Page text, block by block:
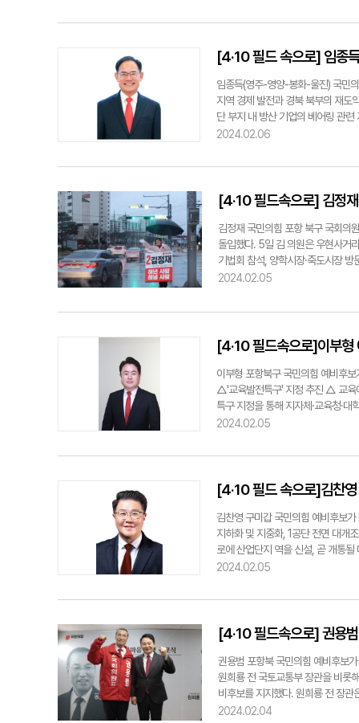
[4·10 필드 속으로] 임종
임종득(영주-영양-봉화-울진) 국민
지역 경제 발전과 경북 북부의 재
단 부지 내 방산 기업의 베어링 관
도로망 조기 착공을 통한 교통 허
가 가치를 창출하는 수출 유망 산업
한 의지를 내비쳤다.임 예비후보는
일으켜 다시 도약할 힘 있는 큰 일
을 거친 전략통으로 K-방산 붐을
종득 예비후보 사무실 제공
2024.02.06
[4·10 필드속으로] 김정
김정재 국민의힘 포항 북구 국회의
돌입했다. 5일 김 의원은 우현사거
기법회 참석, 양학시장·죽도시장
친 후 창포사회복지관 배식 봉사와
2024.02.05
[4·10 필드속으로]이부형
이부형 포항북구 국민의힘 예비후
△'교육발전특구' 지정 추진 △ 교육
특구 지정을 통해 지자체·교육청·
취업 및 정주까지 종합적인 지원체
고 체계적인 지원을 통해 청년 누구
2024.02.05
[4·10 필드 속으로]김찬
김찬영 구미갑 국민의힘 예비후보
지하화 및 지중화, 1공단 전면 대개
로에 산업단지 역을 신설, 곧 개통
고 지상에 주차장을 추가 확보해 문
공단)을 유도하는 혁신경제 특별시
자 ygpark@yeongnam.com김찬
자회견을 하고 있다.김찬영 예비후
2024.02.05
[4·10 필드속으로] 권용
권용범 포항북 국민의힘 예비후보
원희룡 전 국토교통부 장관을 비롯
비후보를 지지했다. 원희룡 전 장
를 치우기 위해 인천 계양을에 예
2024.02.04